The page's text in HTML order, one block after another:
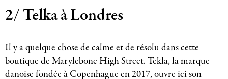
2/ Telka à Londres
Il y a quelque chose de calme et de résolu dans cette
boutique de Marylebone High Street. Tekla, la marque
danoise fondée à Copenhague en 2017, ouvre ici son